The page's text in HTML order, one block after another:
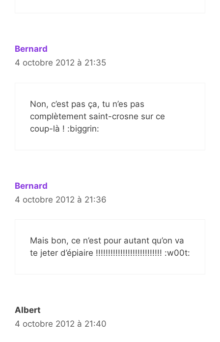
Bernard
4 octobre 2012 à 21:35
Non, c’est pas ça, tu n’es pas
complètement saint-crosne sur ce
coup-là ! :biggrin:
Bernard
4 octobre 2012 à 21:36
Mais bon, ce n’est pour autant qu’on va
te jeter d’épiaire !!!!!!!!!!!!!!!!!!!!!!!!!!! :w00t:
Albert
4 octobre 2012 à 21:40